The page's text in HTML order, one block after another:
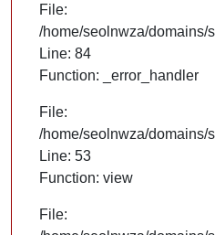
File:
/home/seolnwza/domains/
Line: 84
Function: _error_handler
File:
/home/seolnwza/domains/
Line: 53
Function: view
File: